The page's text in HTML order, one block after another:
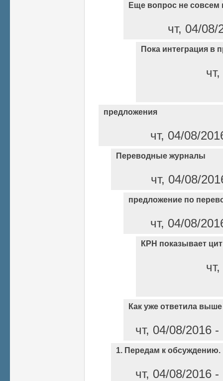
Еще вопрос не совсем
чт, 04/
Пока интеграция в
предложения
чт, 04/08/
Переводные журналы
чт, 04/08/
предложение по
чт, 04/08/
КРН показывает
Как уже ответила
чт, 04/08/2016
1. Передам к обсуждению.
чт, 04/08/2016